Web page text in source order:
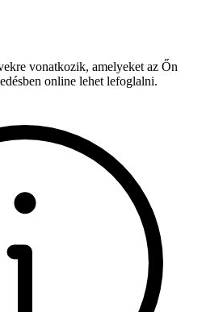
vonatkozik, amelyeket az Őn
online lehet lefoglalni.